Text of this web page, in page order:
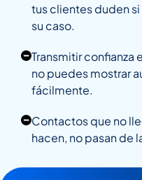
tus clientes duden
su caso.
Transmitir
no puedes mostrar
fácilmente.
Contactos que no
hacen, no pasan de